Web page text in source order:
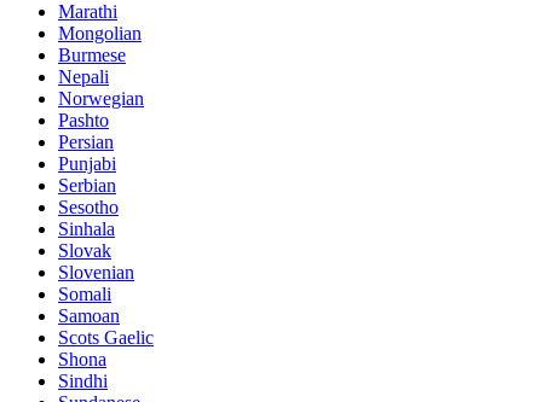
Marathi
Mongolian
Burmese
Nepali
Norwegian
Pashto
Persian
Punjabi
Serbian
Sesotho
Sinhala
Slovak
Slovenian
Somali
Samoan
Scots Gaelic
Shona
Sindhi